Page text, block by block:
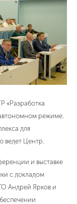
«Разработка
режиме.
для
ведет Центр.
и выставке
с докладом
Андрей Ярков и